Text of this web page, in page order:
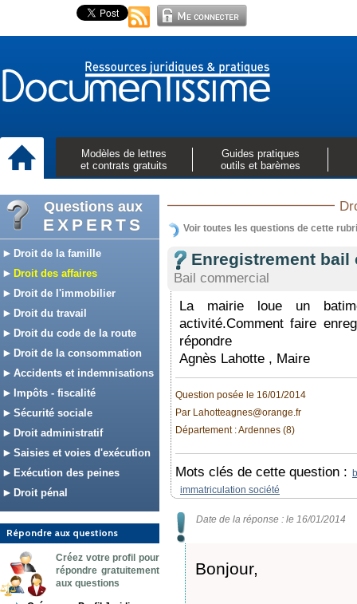
Modèles de lettres
et contrats gratuits
Guides pratiques
outils et barèmes
Questions aux
EXPERTS
Droit de la famille
Droit des affaires
Droit de l'immobilier
Droit du travail
Droit du code de la route
Droit de la consommation
Accidents et indemnisations
Impôts - fiscalité
Sécurité sociale
Droit administratif
Saisies et voies d'exécution
Exécution des peines
Droit pénal
Répondre aux questions
Créez votre profil pour
répondre gratuitement
aux questions
Voir toutes les questions de cette
Enregistrement bail
Bail commercial
La mairie loue un
activité.Comment faire
répondre
Agnès Lahotte , Maire
Question posée le 16/01/2014
Par Lahotteagnes@orange.fr
Département : Ardennes (8)
Mots clés de cette question :
immatriculation société
Date de la réponse : le 16/01/2014
Bonjour,